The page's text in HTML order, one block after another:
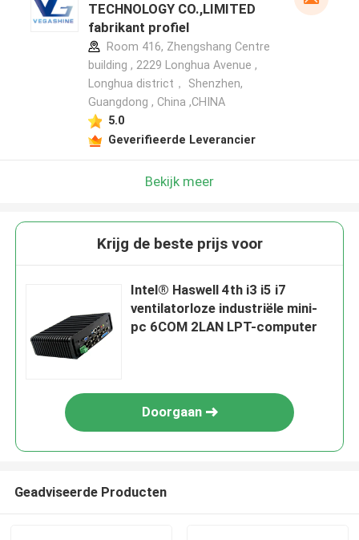
TECHNOLOGY CO.,LIMITED
fabrikant profiel
Room 416, Zhengshang Centre
building , 2229 Longhua Avenue ,
Longhua district， Shenzhen,
Guangdong , China ,CHINA
5.0
Geverifieerde Leverancier
Bekijk meer
Krijg de beste prijs voor
Intel® Haswell 4th i3 i5 i7
ventilatorloze industriële mini-
pc 6COM 2LAN LPT-computer
Doorgaan
Geadviseerde Producten